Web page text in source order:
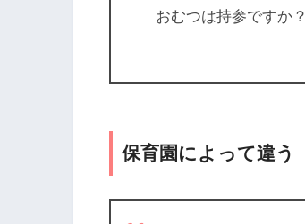
おむつは持参ですか？
保育園によって違う